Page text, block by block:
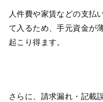
人件費や家賃などの支払
て入るため、手元資金が
起こり得ます。
さらに、請求漏れ・記載